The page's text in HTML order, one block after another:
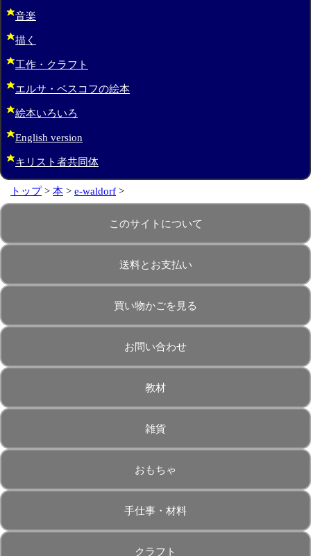
音楽
描く
工作・クラフト
エルサ・ベスコフの絵本
絵本いろいろ
English version
キリスト者共同体
トップ> 本 > e-waldorf >
このサイトについて
送料とお支払い
買い物かごを見る
お問い合わせ
教材
雑貨
おもちゃ
手仕事・材料
クラフト